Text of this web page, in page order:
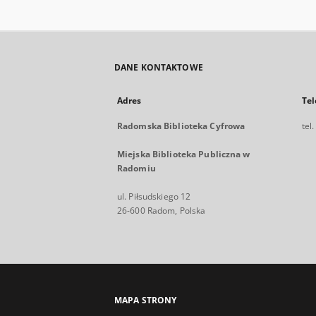
DANE KONTAKTOWE
Adres
Radomska Biblioteka Cyfrowa
Miejska Biblioteka Publiczna w
Radomiu
ul. Piłsudskiego 12
26-600 Radom, Polska
tel.
MAPA STRONY